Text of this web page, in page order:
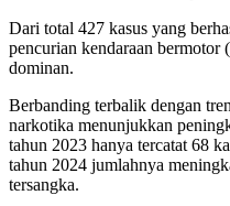
Dari total 427 kasus yang
pencurian kendaraan
dominan.
Berbanding terbalik dengan
narkotika menunjukkan
tahun 2023 hanya tercatat 68
tahun 2024 jumlahnya
tersangka.